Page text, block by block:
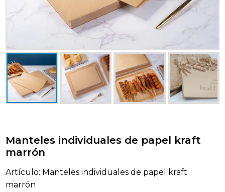
Manteles individuales de papel kraft
marrón
Artículo: Manteles individuales de papel kraft
marrón